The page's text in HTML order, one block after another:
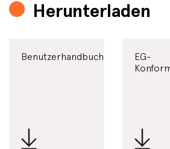
Herunterladen
Benutzerhandbuch
EG-